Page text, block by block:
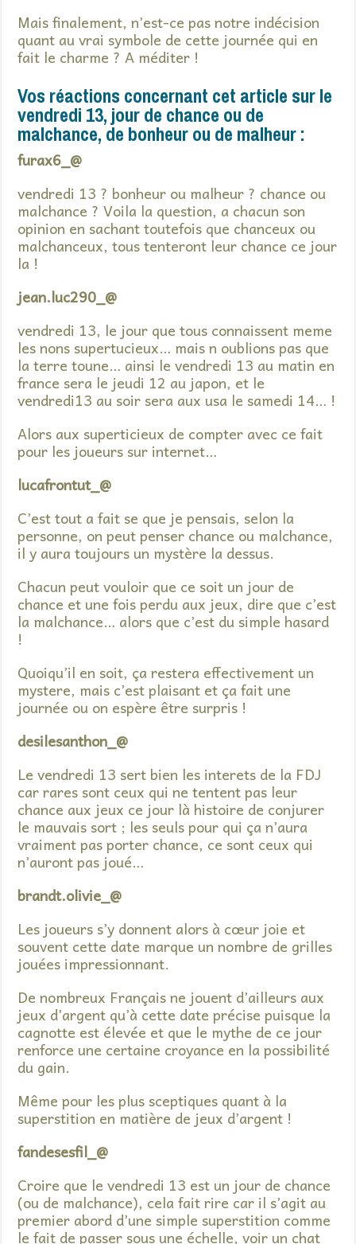
Mais finalement, n’est-ce pas notre indécision
quant au vrai symbole de cette journée qui en
fait le charme ? A méditer !
Vos réactions concernant cet article sur le
vendredi 13, jour de chance ou de
malchance, de bonheur ou de malheur :
furax6_@
vendredi 13 ? bonheur ou malheur ? chance ou
malchance ? Voila la question, a chacun son
opinion en sachant toutefois que chanceux ou
malchanceux, tous tenteront leur chance ce jour
la !
jean.luc290_@
vendredi 13, le jour que tous connaissent meme
les nons supertucieux… mais n oublions pas que
la terre toune… ainsi le vendredi 13 au matin en
france sera le jeudi 12 au japon, et le
vendredi13 au soir sera aux usa le samedi 14… !
Alors aux superticieux de compter avec ce fait
pour les joueurs sur internet…
lucafrontut_@
C’est tout a fait se que je pensais, selon la
personne, on peut penser chance ou malchance,
il y aura toujours un mystère la dessus.
Chacun peut vouloir que ce soit un jour de
chance et une fois perdu aux jeux, dire que c’est
la malchance… alors que c’est du simple hasard
!
Quoiqu’il en soit, ça restera effectivement un
mystere, mais c’est plaisant et ça fait une
journée ou on espère être surpris !
desilesanthon_@
Le vendredi 13 sert bien les interets de la FDJ
car rares sont ceux qui ne tentent pas leur
chance aux jeux ce jour là histoire de conjurer
le mauvais sort ; les seuls pour qui ça n’aura
vraiment pas porter chance, ce sont ceux qui
n’auront pas joué…
brandt.olivie_@
Les joueurs s’y donnent alors à cœur joie et
souvent cette date marque un nombre de grilles
jouées impressionnant.
De nombreux Français ne jouent d’ailleurs aux
jeux d’argent qu’à cette date précise puisque la
cagnotte est élevée et que le mythe de ce jour
renforce une certaine croyance en la possibilité
du gain.
Même pour les plus sceptiques quant à la
superstition en matière de jeux d’argent !
fandesesfil_@
Croire que le vendredi 13 est un jour de chance
(ou de malchance), cela fait rire car il s’agit au
premier abord d’une simple superstition comme
le fait de passer sous une échelle, voir un chat